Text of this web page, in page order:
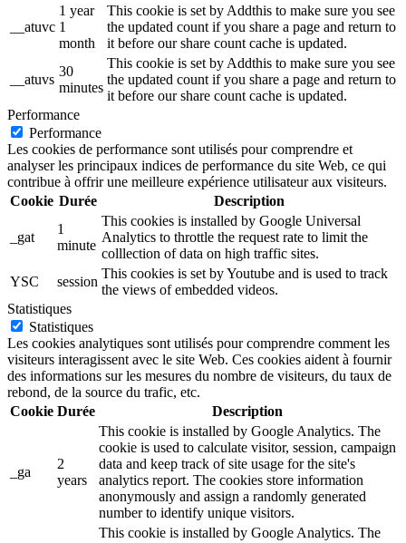
__atuvc
1 year
1
month
This cookie is set by Addthis to make sure you see
the updated count if you share a page and return to
it before our share count cache is updated.
__atuvs
30
minutes
This cookie is set by Addthis to make sure you see
the updated count if you share a page and return to
it before our share count cache is updated.
Performance
Performance
Les cookies de performance sont utilisés pour comprendre et
analyser les principaux indices de performance du site Web, ce qui
contribue à offrir une meilleure expérience utilisateur aux visiteurs.
Cookie Durée Description
_gat
1
minute
This cookies is installed by Google Universal
Analytics to throttle the request rate to limit the
colllection of data on high traffic sites.
YSC
session
This cookies is set by Youtube and is used to track
the views of embedded videos.
Statistiques
Statistiques
Les cookies analytiques sont utilisés pour comprendre comment les
visiteurs interagissent avec le site Web. Ces cookies aident à fournir
des informations sur les mesures du nombre de visiteurs, du taux de
rebond, de la source du trafic, etc.
Cookie Durée Description
_ga
2
years
This cookie is installed by Google Analytics. The
cookie is used to calculate visitor, session, campaign
data and keep track of site usage for the site's
analytics report. The cookies store information
anonymously and assign a randomly generated
number to identify unique visitors.
This cookie is installed by Google Analytics. The